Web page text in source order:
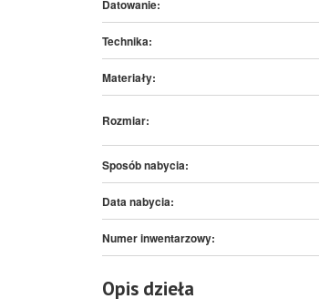
Datowanie:
Technika:
Materiały:
Rozmiar:
Sposób nabycia:
Data nabycia:
Numer inwentarzowy:
Opis dzieła